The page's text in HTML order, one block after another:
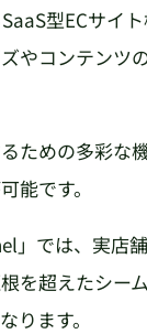
型ECサイ
やコンテンツ
ための多彩な
能です。
では、実店
を超えたシー
ります。